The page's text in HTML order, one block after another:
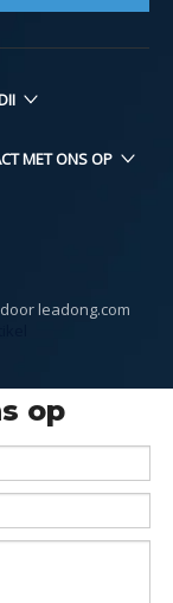
MET ONS OP
leadong.com
op